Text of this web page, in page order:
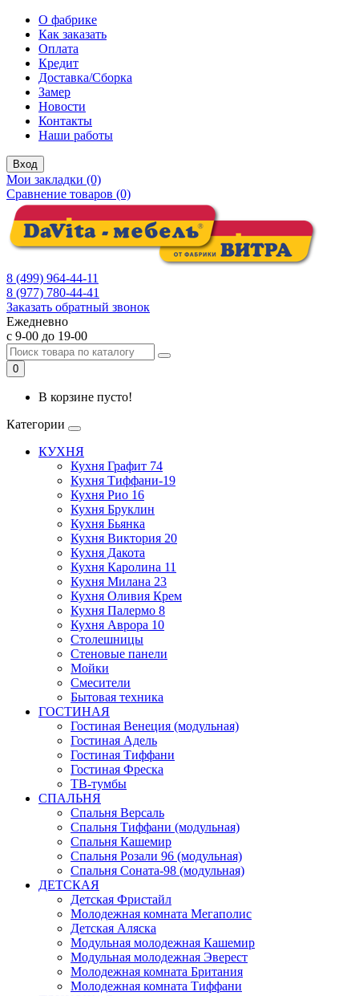
О фабрике
Как заказать
Оплата
Кредит
Доставка/Сборка
Замер
Новости
Контакты
Наши работы
Вход
Мои закладки (0)
Сравнение товаров (0)
8 (499) 964-44-11
8 (977) 780-44-41
Заказать обратный звонок
Ежедневно
с 9-00 до 19-00
0
В корзине пусто!
Категории
КУХНЯ
Кухня Графит 74
Кухня Тиффани-19
Кухня Рио 16
Кухня Бруклин
Кухня Бьянка
Кухня Виктория 20
Кухня Дакота
Кухня Каролина 11
Кухня Милана 23
Кухня Оливия Крем
Кухня Палермо 8
Кухня Аврора 10
Столешницы
Стеновые панели
Мойки
Смесители
Бытовая техника
ГОСТИНАЯ
Гостиная Венеция (модульная)
Гостиная Адель
Гостиная Тиффани
Гостиная Фреска
ТВ-тумбы
СПАЛЬНЯ
Спальня Версаль
Спальня Тиффани (модульная)
Спальня Кашемир
Спальня Розали 96 (модульная)
Спальня Соната-98 (модульная)
ДЕТСКАЯ
Детская Фристайл
Молодежная комната Мегаполис
Детская Аляска
Модульная молодежная Кашемир
Модульная молодежная Эверест
Молодежная комната Британия
Молодежная комната Тиффани